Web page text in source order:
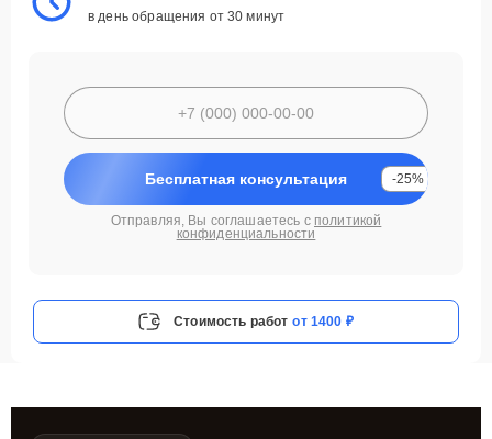
в день обращения от 30 минут
Бесплатная консультация -25%
Отправляя, Вы соглашаетесь с политикой
конфиденциальности
Стоимость работ от 1400 ₽